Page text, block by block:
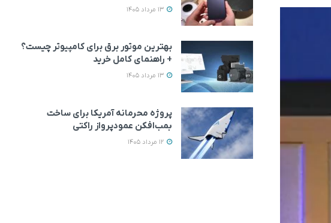
بهترین موتور برق برای کامپیوتر چیست؟
+ راهنمای کامل خرید
پروژه محرمانه آمریکا برای ساخت
بمب‌افکن عمودپرواز راکتی